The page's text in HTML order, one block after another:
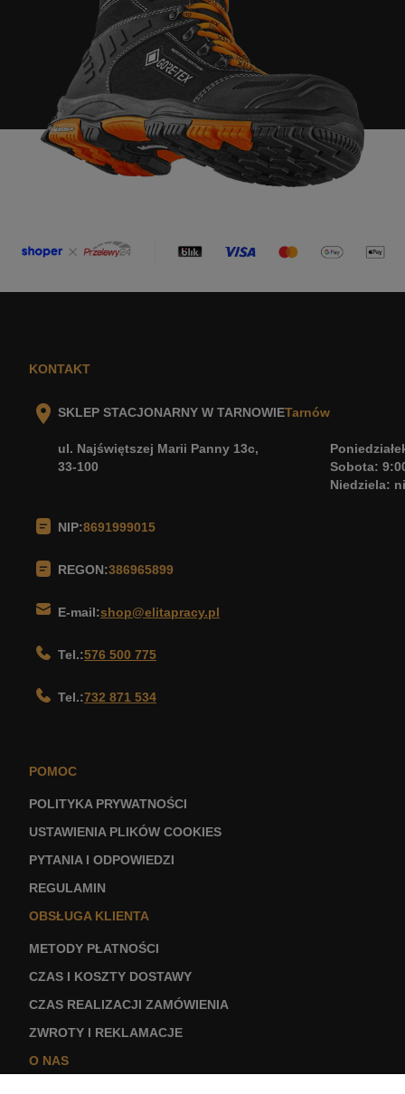
KONTAKT
SKLEP STACJONARNY W TARNOWIE
ul. Najświętszej Marii Panny 13c,
33-100
Tarnów
Sobota:
Niedziela:
NIP:8691999015
REGON:386965899
E-mail:shop@elitapracy.pl
Tel.:576 500 775
Tel.:732 871 534
POMOC
POLITYKA PRYWATNOŚCI
USTAWIENIA PLIKÓW COOKIES
PYTANIA I ODPOWIEDZI
REGULAMIN
OBSŁUGA KLIENTA
METODY PŁATNOŚCI
CZAS I KOSZTY DOSTAWY
CZAS REALIZACJI ZAMÓWIENIA
ZWROTY I REKLAMACJE
O NAS